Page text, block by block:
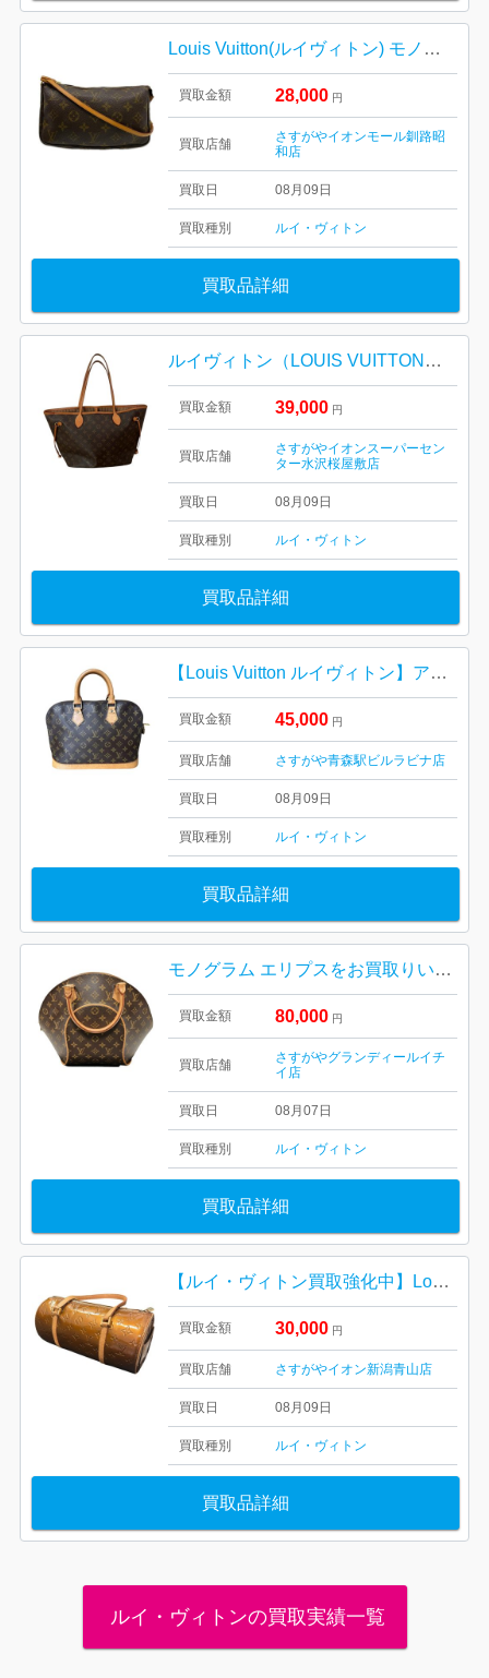
Louis Vuitton(ルイヴィトン) モノグラム ポシェット・アクセソワール キャンバス
買取金額 28,000 円
買取店舗
さすがやイオンモール釧路昭
和店
買取日 08月09日
買取種別 ルイ・ヴィトン
買取品詳細
ルイヴィトン（LOUIS VUITTON）モノグラム ネヴァーフルMM
買取金額 39,000 円
買取店舗
さすがやイオンスーパーセン
ター水沢桜屋敷店
買取日 08月09日
買取種別 ルイ・ヴィトン
買取品詳細
【Louis Vuitton ルイヴィトン】アルマ・モノグラム・ミニバック・メンズ・レディース
買取金額 45,000 円
買取店舗 さすがや青森駅ビルラビナ店
買取日 08月09日
買取種別 ルイ・ヴィトン
買取品詳細
モノグラム エリプスをお買取りいたしました！
買取金額 80,000 円
買取店舗
さすがやグランディールイチ
イ店
買取日 08月07日
買取種別 ルイ・ヴィトン
買取品詳細
【ルイ・ヴィトン買取強化中】Louis Vuitton ルイ・ヴィトン ヴェルニ サットン
買取金額 30,000 円
買取店舗 さすがやイオン新潟青山店
買取日 08月09日
買取種別 ルイ・ヴィトン
買取品詳細
ルイ・ヴィトンの買取実績一覧